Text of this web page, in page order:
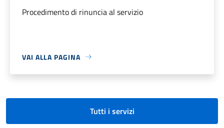
Procedimento di rinuncia al servizio
VAI ALLA PAGINA
Tutti i servizi